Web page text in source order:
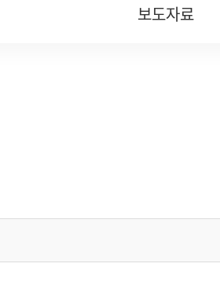
보도자료